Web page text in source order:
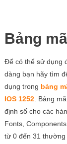
Bảng
Để có thể sử dụng
dàng bạn hãy tìm
dụng trong bảng
IOS 1252. Bảng
định số cho các
Fonts,
từ 0 đến 31